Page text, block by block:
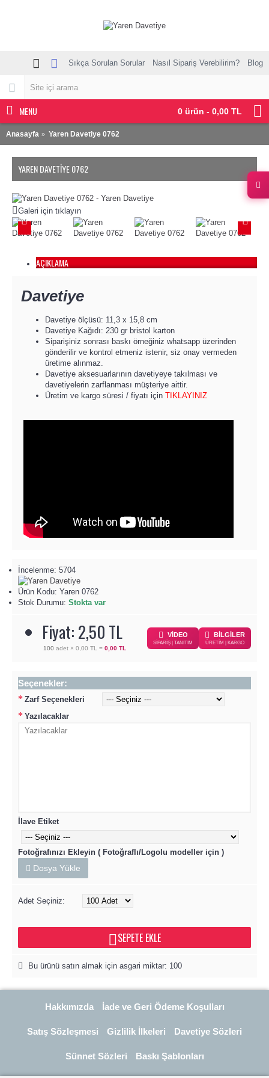
0 ürün - 0,00 TL
Sıkça Sorulan Sorular Nasıl Sipariş Verebilirim? Blog
MENU
Anasayfa Yaren Davetiye 0762
YAREN DAVETIYE 0762
Galeri için tıklayın
AÇIKLAMA
Davetiye
Davetiye ölçüsü: 11,3 x 15,8 cm
Davetiye Kağıdı: 230 gr bristol karton
Siparişiniz sonrası baskı örneğiniz whatsapp üzerinden
gönderilir ve kontrol etmeniz istenir, siz onay vermeden
üretime alınmaz.
Davetiye aksesuarlarının davetiyeye takılması ve
davetiyelerin zarflanması müşteriye aittir.
Üretim ve kargo süresi / fiyatı için TIKLAYINIZ
İncelenme: 5704
Ürün Kodu: Yaren 0762
Stok Durumu: Stokta var
Fiyat: 2,50 TL
100 adet × 0,00 TL = 0,00 TL
VİDEO
SİPARİŞ | TANITIM
BİLGİLER
ÜRETİM | KARGO
Seçenekler:
Zarf Seçenekleri
Yazılacaklar
İlave Etiket
Fotoğrafınızı Ekleyin ( Fotoğraflı/Logolu modeller için )
Dosya Yükle
Adet Seçiniz:
SEPETE EKLE
Bu ürünü satın almak için asgari miktar: 100
Hakkımızda İade ve Geri Ödeme Koşulları
Satış Sözleşmesi Gizlilik İlkeleri Davetiye Sözleri
Sünnet Sözleri Baskı Şablonları